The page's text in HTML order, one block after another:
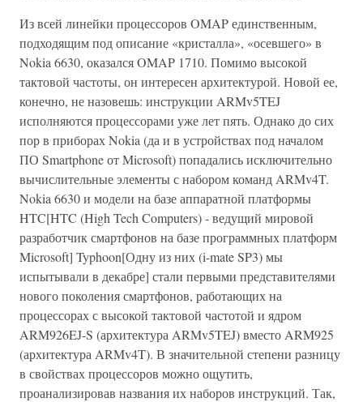
Из всей линейки процессоров OMAP единственным,
подходящим под описание «кристалла», «осевшего» в
Nokia 6630, оказался OMAP 1710. Помимо высокой
тактовой частоты, он интересен архитектурой. Новой ее,
конечно, не назовешь: инструкции ARMv5TEJ
исполняются процессорами уже лет пять. Однако до сих
пор в приборах Nokia (да и в устройствах под началом
ПО Smartphone от Microsoft) попадались исключительно
вычислительные элементы с набором команд ARMv4T.
Nokia 6630 и модели на базе аппаратной платформы
HTC[HTC (High Tech Computers) - ведущий мировой
разработчик смартфонов на базе программных платформ
Microsoft] Typhoon[Одну из них (i-mate SP3) мы
испытывали в декабре] стали первыми представителями
нового поколения смартфонов, работающих на
процессорах с высокой тактовой частотой и ядром
ARM926EJ-S (архитектура ARMv5TEJ) вместо ARM925
(архитектура ARMv4T). В значительной степени разницу
в свойствах процессоров можно ощутить,
проанализировав названия их наборов инструкций. Так,